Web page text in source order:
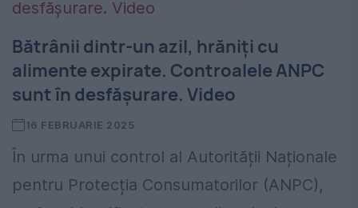
Bătrânii dintr-un azil, hrăniți cu
alimente expirate. Controalele ANPC
sunt în desfășurare. Video
16 FEBRUARIE 2025
În urma unui control al Autorității Naționale
pentru Protecția Consumatorilor (ANPC),